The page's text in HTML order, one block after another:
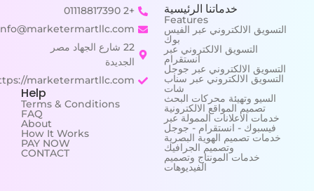
خدماتنا الرئيسية
Features
التسويق الالكتروني عبر الفيس
بوك
التسويق الالكتروني عبر
انستقرام
التسويق الالكتروني عبر جوجل
التسويق الالكتروني عبر سناب
شات
السيو وتهيئة محركات البحث
تصميم المواقع الالكترونية
خدمات الاعلانات الممولة عبر
فيسبوك - انستقرام - جوجل
خدمات تصميم الهوية البصرية
وتصميم الجرافيك
خدمات المونتاج وتصميم
الفيديوهات
+2 01118817390
info@marketermartllc.com
22 شارع الجهاد مصر
الجديدة
https://marketermartllc.com/
Help
Terms & Conditions
FAQ
About
How It Works
PAY NOW
CONTACT